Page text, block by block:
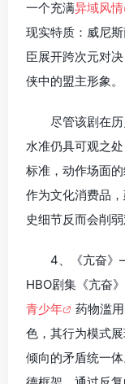
一个充满异域风情
现实特质：威尼
臣展开跨次元对
侠中的盟主形象。
尽管该剧在
水准仍具可观之
标准，动作场面
作为文化消费品
史细节反而会削弱
4、《亢奋
HBO剧集《亢奋
青少年
药物滥
色，其行为模式
倾向的矛盾统一